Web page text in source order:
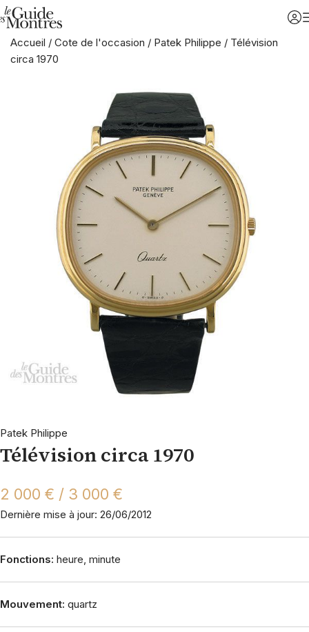
Accueil / Cote de l'occasion / Patek Philippe / Télévision
circa 1970
Patek Philippe
Télévision circa 1970
2 000 € / 3 000 €
Dernière mise à jour: 26/06/2012
Fonctions: heure, minute
Mouvement: quartz